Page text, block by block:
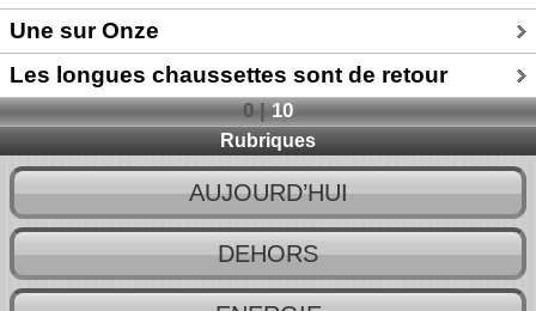
Une sur Onze
Les longues chaussettes sont de retour
0|10
Rubriques
AUJOURD’HUI
DEHORS